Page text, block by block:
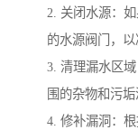
2. 关闭水源：
的水源阀门，以
3. 清理漏水区
围的杂物和污
4. 修补漏洞：